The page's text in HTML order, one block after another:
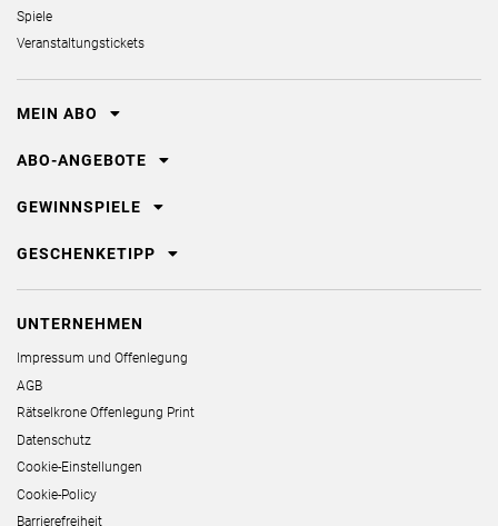
Spiele
Veranstaltungstickets
MEIN ABO
ABO-ANGEBOTE
GEWINNSPIELE
GESCHENKETIPP
UNTERNEHMEN
Impressum und Offenlegung
AGB
Rätselkrone Offenlegung Print
Datenschutz
Cookie-Einstellungen
Cookie-Policy
Barrierefreiheit